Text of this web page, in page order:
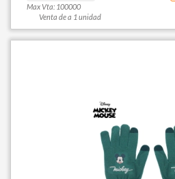
Max Vta: 100000
Venta de a 1 unidad